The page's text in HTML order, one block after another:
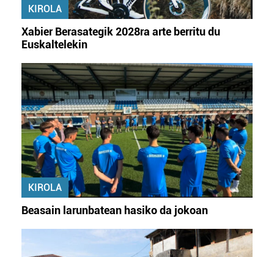
KIROLA
Xabier Berasategik 2028ra arte berritu du
Euskaltelekin
KIROLA
Beasain larunbatean hasiko da jokoan